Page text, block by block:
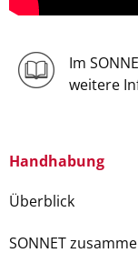
Im
weitere
Handhabung
Überblick
SONNET